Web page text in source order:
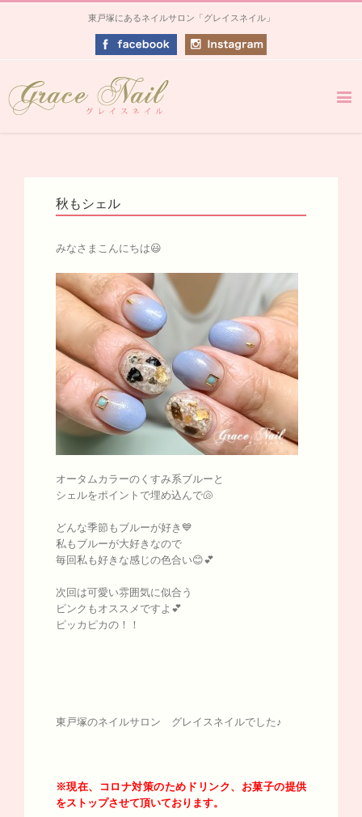
東戸塚にあるネイルサロン「グレイスネイル」
秋もシェル
みなさまこんにちは😃
オータムカラーのくすみ系ブルーと
シェルをポイントで埋め込んで🐚
どんな季節もブルーが好き💙
私もブルーが大好きなので
毎回私も好きな感じの色合い😊💕
次回は可愛い雰囲気に似合う
ピンクもオススメですよ💕
ピッカピカの！！
東戸塚のネイルサロン グレイスネイルでした♪
※現在、コロナ対策のためドリンク、お菓子の提供
をストップさせて頂いております。